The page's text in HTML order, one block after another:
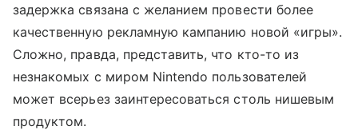
задержка связана с желанием провести более
качественную рекламную кампанию новой «игры».
Сложно, правда, представить, что кто-то из
незнакомых с миром Nintendo пользователей
может всерьез заинтересоваться столь нишевым
продуктом.